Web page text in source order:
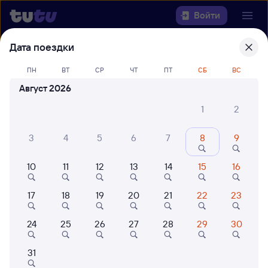
Войти
Выберите день, чтобы найти
билеты Ижевск — Вязники
Откуда
Найти поезда
Дата поездки
ПН ВТ СР ЧТ ПТ СБ ВС
Август 2026
1
2
3 4 5 6 7 8 9
10 11 12 13 14 15 16
17 18 19 20 21 22 23
24 25 26 27 28 29 30
31